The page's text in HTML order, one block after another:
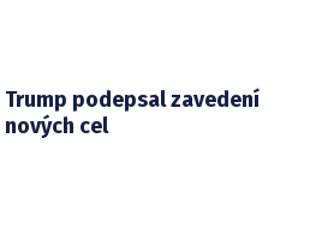
Trump podepsal zavedení
nových cel